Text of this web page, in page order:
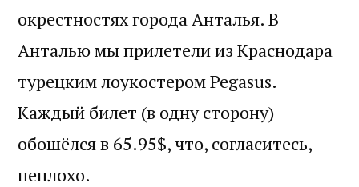
окрестностях города Анталья. В
Анталью мы прилетели из Краснодара
турецким лоукостером Pegasus.
Каждый билет (в одну сторону)
обошёлся в 65.95$, что, согласитесь,
неплохо.